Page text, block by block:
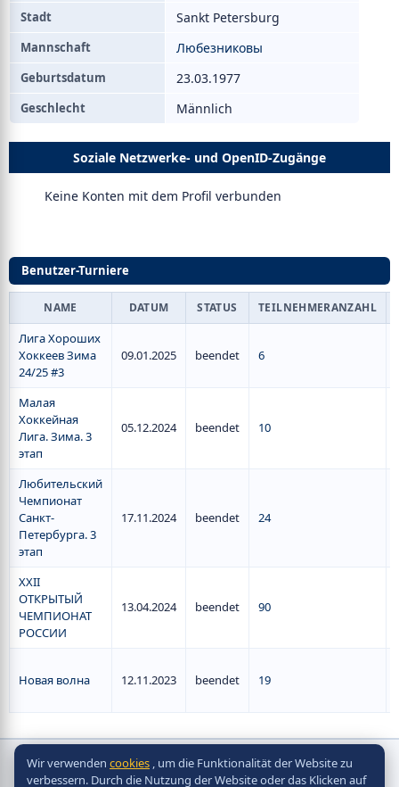
Stadt Sankt Petersburg
Mannschaft Любезниковы
Geburtsdatum 23.03.1977
Geschlecht Männlich
Soziale Netzwerke- und OpenID-Zugänge
Keine Konten mit dem Profil verbunden
Benutzer-Turniere
NAME DATUM STATUS TEILNEHMERANZAHL
Лига Хороших
Хоккеев Зима
24/25 #3
09.01.2025 beendet 6
Малая
Хоккейная
Лига. Зима. 3
этап
05.12.2024 beendet 10
Любительский
Чемпионат
Санкт-
Петербурга. 3
этап
17.11.2024 beendet 24
XXII
ОТКРЫТЫЙ
ЧЕМПИОНАТ
РОССИИ
13.04.2024 beendet 90
Новая волна 12.11.2023 beendet 19
Copyright © Scorpion Table Hockey Systems
2010 - 2026
Wir verwenden cookies , um die Funktionalität der Website zu
verbessern. Durch die Nutzung der Website oder das Klicken auf